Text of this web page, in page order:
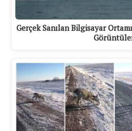
Gerçek Sanılan Bilgisayar